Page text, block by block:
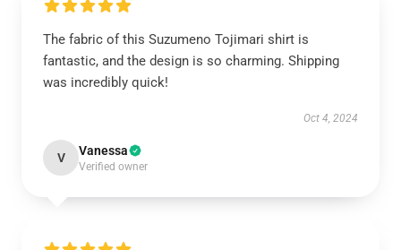
The fabric of this Suzumeno Tojimari shirt is
fantastic, and the design is so charming. Shipping
was incredibly quick!
Oct 4, 2024
V Vanessa
Verified owner